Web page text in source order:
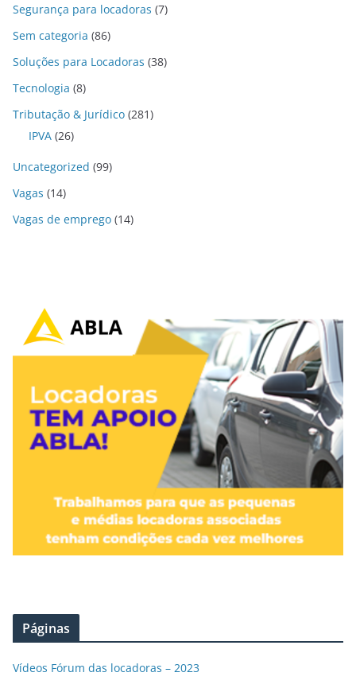
Segurança para locadoras (7)
Sem categoria (86)
Soluções para Locadoras (38)
Tecnologia (8)
Tributação & Jurídico (281)
IPVA (26)
Uncategorized (99)
Vagas (14)
Vagas de emprego (14)
Páginas
Vídeos Fórum das locadoras – 2023